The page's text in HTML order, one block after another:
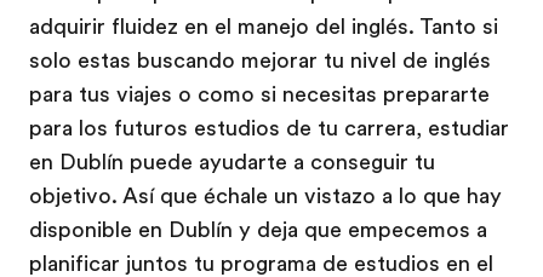
adquirir fluidez en el manejo del inglés. Tanto si
solo estas buscando mejorar tu nivel de inglés
para tus viajes o como si necesitas prepararte
para los futuros estudios de tu carrera, estudiar
en Dublín puede ayudarte a conseguir tu
objetivo. Así que échale un vistazo a lo que hay
disponible en Dublín y deja que empecemos a
planificar juntos tu programa de estudios en el